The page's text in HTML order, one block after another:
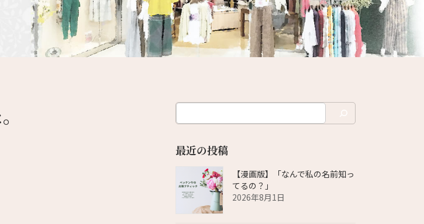
最近の投稿
【漫画版】「なんで私の名前知っ
てるの？」
2026年8月1日